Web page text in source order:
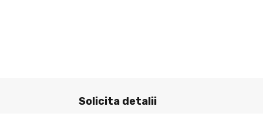
Solicita detalii